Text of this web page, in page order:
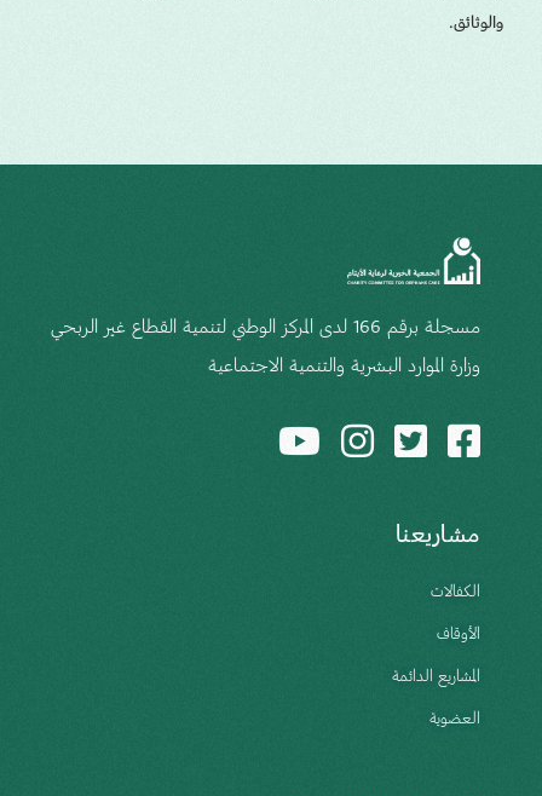
والوثائق.
مسجلة برقم 166 لدى المركز الوطني لتنمية القطاع غير الربحي
وزارة الموارد البشرية والتنمية الاجتماعية
مشاريعنا
الكفالات
الأوقاف
المشاريع الدائمة
العضوية